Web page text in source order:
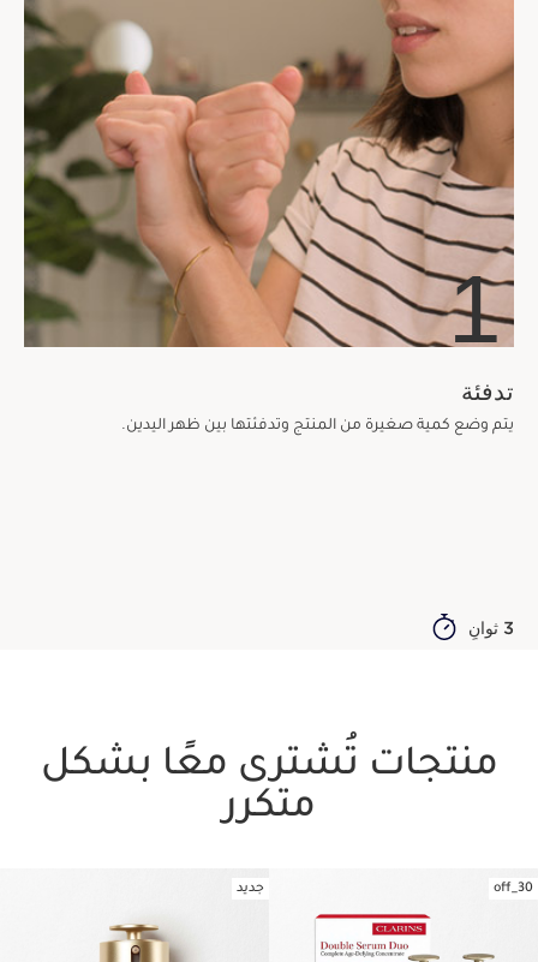
1
تدفئة
يتم وضع كمية صغيرة من المنتج وتدفئتها بين ظهر اليدين.
3 ثوانٍ
منتجات تُشترى معًا بشكل
متكرر
30_off جديد